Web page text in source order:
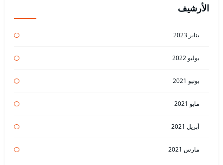
الأرشيف
يناير 2023
يوليو 2022
يونيو 2021
مايو 2021
أبريل 2021
مارس 2021